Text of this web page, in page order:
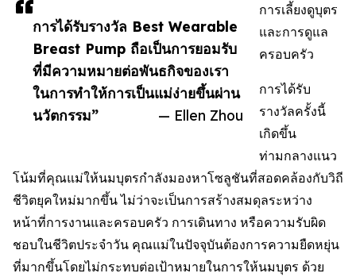
การได้รับรางวัล Best Wearable
Breast Pump ถือเป็นการยอมรับ
ที่มีความหมายต่อพันธกิจของเรา
ในการทำให้การเป็นแม่ง่ายขึ้นผ่าน
นวัตกรรม”
— Ellen Zhou
การเลี้ยงดูบุตร
และการดูแล
ครอบครัว
การได้รับ
รางวัลครั้งนี้
เกิดขึ้น
ท่ามกลางแนว
โน้มที่คุณแม่ให้นมบุตรกำลังมองหาโซลูชันที่สอดคล้องกับวิถี
ชีวิตยุคใหม่มากขึ้น ไม่ว่าจะเป็นการสร้างสมดุลระหว่าง
หน้าที่การงานและครอบครัว การเดินทาง หรือความรับผิด
ชอบในชีวิตประจำวัน คุณแม่ในปัจจุบันต้องการความยืดหยุ่น
ที่มากขึ้นโดยไม่กระทบต่อเป้าหมายในการให้นมบุตร ด้วย